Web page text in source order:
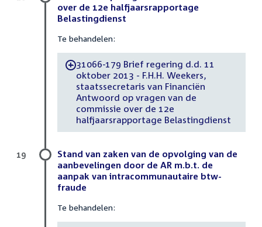
over de 12e halfjaarsrapportage
Belastingdienst
Te behandelen:
-31066-179 Brief regering d.d. 11
oktober 2013 - F.H.H. Weekers,
staatssecretaris van Financiën
Antwoord op vragen van de
commissie over de 12e
halfjaarsrapportage Belastingdienst
Stand van zaken van de opvolging van de
aanbevelingen door de AR m.b.t. de
aanpak van intracommunautaire btw-
fraude
Te behandelen:
19